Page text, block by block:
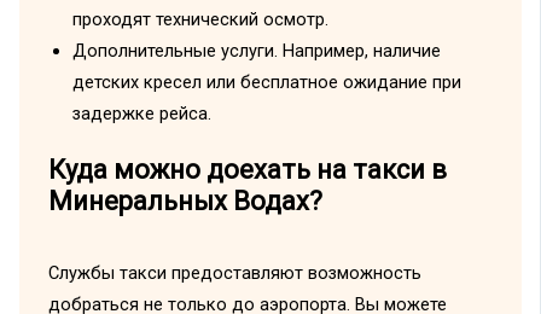
проходят технический осмотр.
Дополнительные услуги. Например, наличие
детских кресел или бесплатное ожидание при
задержке рейса.
Куда можно доехать на такси в
Минеральных Водах?
Службы такси предоставляют возможность
добраться не только до аэропорта. Вы можете